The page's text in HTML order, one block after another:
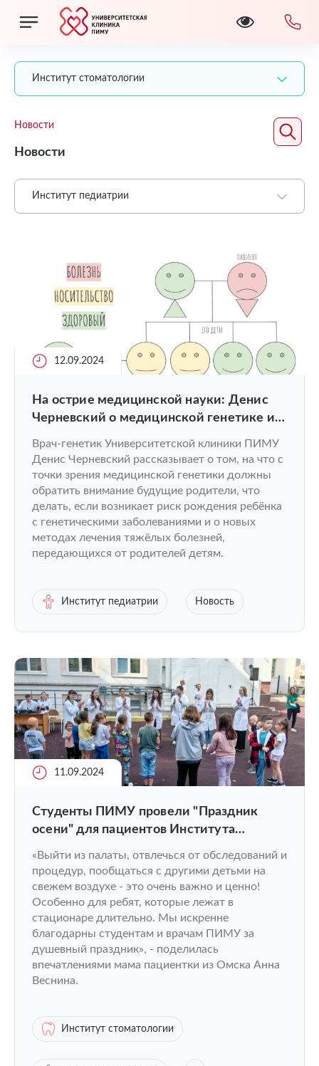
Институт стоматологии
Новости
Новости
Институт педиатрии
12.09.2024
На острие медицинской науки: Денис
Черневский о медицинской генетике и
Врач-генетик Университетской клиники ПИМУ
Денис Черневский рассказывает о том, на что с
точки зрения медицинской генетики должны
обратить внимание будущие родители, что
делать, если возникает риск рождения ребёнка
с генетическими заболеваниями и о новых
методах лечения тяжёлых болезней,
передающихся от родителей детям.
Институт педиатрии Новость
11.09.2024
Студенты ПИМУ провели "Праздник
осени" для пациентов Института
«Выйти из палаты, отвлечься от обследований и
процедур, пообщаться с другими детьми на
свежем воздухе - это очень важно и ценно!
Особенно для ребят, которые лежат в
стационаре длительно. Мы искренне
благодарны студентам и врачам ПИМУ за
душевный праздник», - поделилась
впечатлениями мама пациентки из Омска Анна
Веснина.
Институт стоматологии